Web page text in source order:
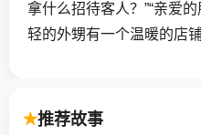
拿什么招待客人？”“亲爱
轻的外甥有一个温暖的店
块农田被称做补丁）。“如
推荐故事